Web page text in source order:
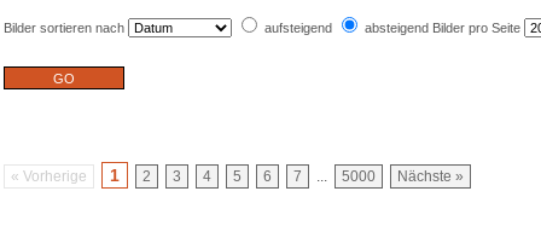
Bilder sortieren nach aufsteigend absteigend Bilder pro Seite
« Vorherige 1 2 3 4 5 6 7 ... 5000 Nächste »